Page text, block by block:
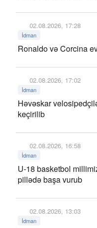
02.08.2026, 17:28
İdman
Ronaldo və Corcina
02.08.2026, 17:02
İdman
Həvəskar
keçirilib
02.08.2026, 16:58
İdman
U-18 basketbol
pillədə başa vurub
02.08.2026, 13:03
İdman